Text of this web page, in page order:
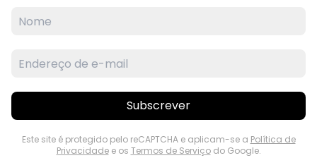
Subscrever
Este site é protegido pelo reCAPTCHA e aplicam-se a Política de
Privacidadee os Termos de Serviçodo Google.